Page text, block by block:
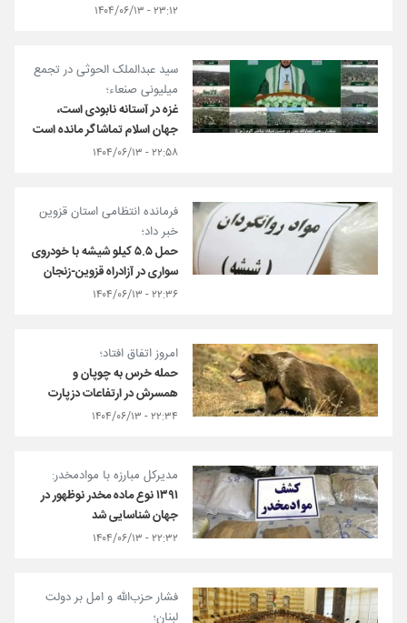
۲۳:۱۲ - ۱۴۰۴/۰۶/۱۳
سید عبدالملک الحوثی در تجمع
میلیونی صنعاء؛
غزه در آستانه نابودی است،
جهان اسلام تماشاگر مانده است
۲۲:۵۸ - ۱۴۰۴/۰۶/۱۳
فرمانده انتظامی استان قزوین
خبر داد؛
حمل ۵.۵ کیلو شیشه با خودروی
سواری در آزادراه قزوین-زنجان
۲۲:۳۶ - ۱۴۰۴/۰۶/۱۳
امروز اتفاق افتاد؛
حمله خرس به چوپان و
همسرش در ارتفاعات دزپارت
۲۲:۳۴ - ۱۴۰۴/۰۶/۱۳
مدیرکل مبارزه با موادمخدر:
۱۳۹۱ نوع ماده مخدر نوظهور در
جهان شناسایی شد
۲۲:۳۲ - ۱۴۰۴/۰۶/۱۳
فشار حزب‌الله و امل بر دولت
لبنان؛